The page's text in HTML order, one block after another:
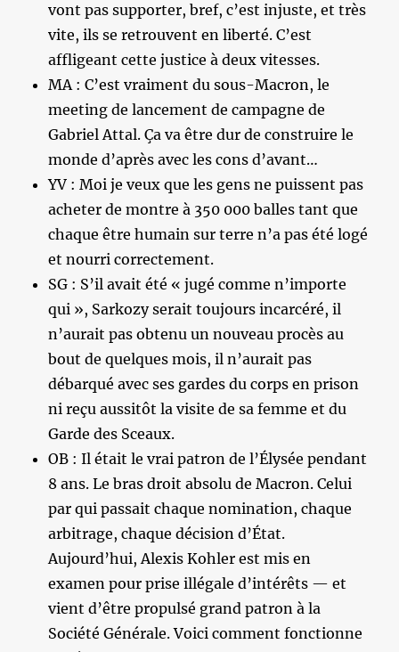
vont pas supporter, bref, c’est injuste, et très
vite, ils se retrouvent en liberté. C’est
affligeant cette justice à deux vitesses.
MA : C’est vraiment du sous-Macron, le
meeting de lancement de campagne de
Gabriel Attal. Ça va être dur de construire le
monde d’après avec les cons d’avant…
YV : Moi je veux que les gens ne puissent pas
acheter de montre à 350 000 balles tant que
chaque être humain sur terre n’a pas été logé
et nourri correctement.
SG : S’il avait été « jugé comme n’importe
qui », Sarkozy serait toujours incarcéré, il
n’aurait pas obtenu un nouveau procès au
bout de quelques mois, il n’aurait pas
débarqué avec ses gardes du corps en prison
ni reçu aussitôt la visite de sa femme et du
Garde des Sceaux.
OB : Il était le vrai patron de l’Élysée pendant
8 ans. Le bras droit absolu de Macron. Celui
par qui passait chaque nomination, chaque
arbitrage, chaque décision d’État.
Aujourd’hui, Alexis Kohler est mis en
examen pour prise illégale d’intérêts — et
vient d’être propulsé grand patron à la
Société Générale. Voici comment fonctionne